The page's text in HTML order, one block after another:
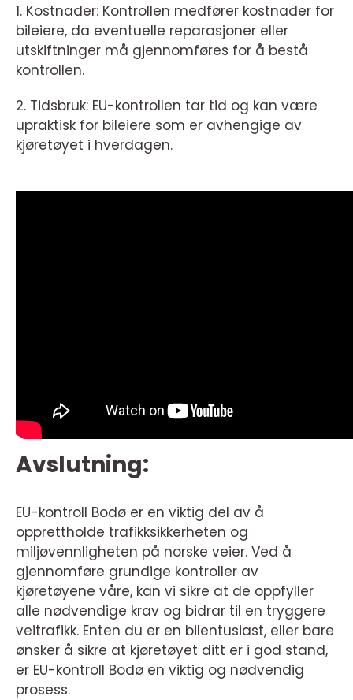
1. Kostnader: Kontrollen medfører kostnader for
bileiere, da eventuelle reparasjoner eller
utskiftninger må gjennomføres for å bestå
kontrollen.
2. Tidsbruk: EU-kontrollen tar tid og kan være
upraktisk for bileiere som er avhengige av
kjøretøyet i hverdagen.
Avslutning:
EU-kontroll Bodø er en viktig del av å
opprettholde trafikksikkerheten og
miljøvennligheten på norske veier. Ved å
gjennomføre grundige kontroller av
kjøretøyene våre, kan vi sikre at de oppfyller
alle nødvendige krav og bidrar til en tryggere
veitrafikk. Enten du er en bilentusiast, eller bare
ønsker å sikre at kjøretøyet ditt er i god stand,
er EU-kontroll Bodø en viktig og nødvendig
prosess.